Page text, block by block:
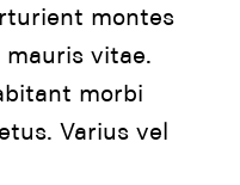
montes
vitae.
morbi
Varius vel